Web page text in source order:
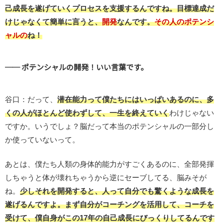
己成長を遂げていくプロセスを支援するんですね。目標達成だ
けじゃなくて簡単に言うと、開発なんです。その人のポテンシ
ャルのね！
── ポテンシャルの開発！いい言葉です。
谷口：だって、 潜在能力って僕たちにはいっぱいあるのに、多
くの人がほとんど使わずして、一生を終えていくわけじゃない
ですか。いうでしょ？脳だって本当のポテンシャルの一部分し
か使っていないって。
あとは、僕たち人類の身体的能力がすごくあるのに、全部発揮
しちゃうと体が壊れちゃうから逆にセーブしてる、脳みそが
ね。 少しそれを開発すると、人って自分でも驚くような成長を
遂げるんですよ。まず自分がコーチングを活用して、コーチを
受けて、僕自身がこの17年の自己成長にびっくりしてるんです